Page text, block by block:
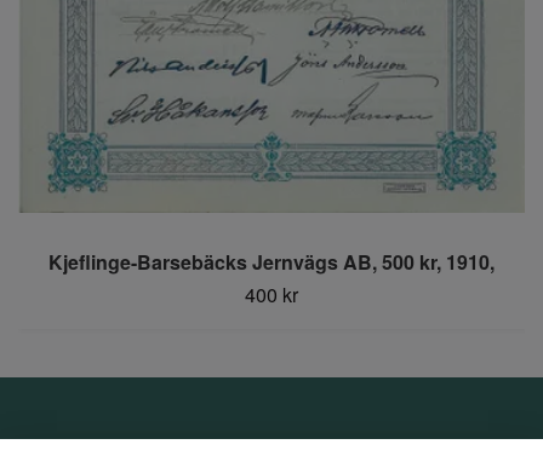
Kjeflinge-Barsebäcks Jernvägs AB, 500 kr, 1910,
400 kr